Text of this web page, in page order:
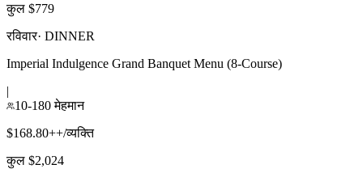
कुल $779
रविवार· DINNER
Imperial Indulgence Grand Banquet Menu (8-Course)
|
10-180 मेहमान
$168.80++/व्यक्ति
कुल $2,024